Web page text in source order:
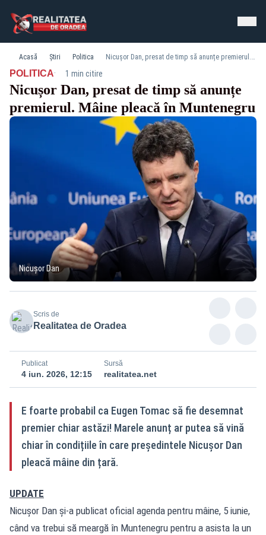
Acasă Știri Politica Nicușor Dan, presat de timp să anunțe premierul. Mâine pleacă în Muntenegru
POLITICA· 1 min citire
Nicușor Dan, presat de timp să anunțe
premierul. Mâine pleacă în Muntenegru
Nicușor Dan
Scris de
Realitatea de Oradea
Publicat
4 iun. 2026, 12:15
Sursă
realitatea.net
E foarte probabil ca Eugen Tomac să fie desemnat
premier chiar astăzi! Marele anunț ar putea să vină
chiar în condițiile în care președintele Nicușor Dan
pleacă mâine din țară.
UPDATE
Nicușor Dan și-a publicat oficial agenda pentru mâine, 5 iunie,
când va trebui să meargă în Muntenegru pentru a asista la un